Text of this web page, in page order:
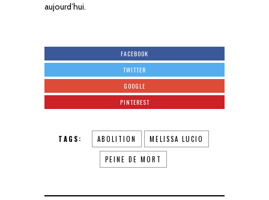
aujourd’hui.
FACEBOOK
TWITTER
GOOGLE
PINTEREST
TAGS: ABOLITION MELISSA LUCIO
PEINE DE MORT